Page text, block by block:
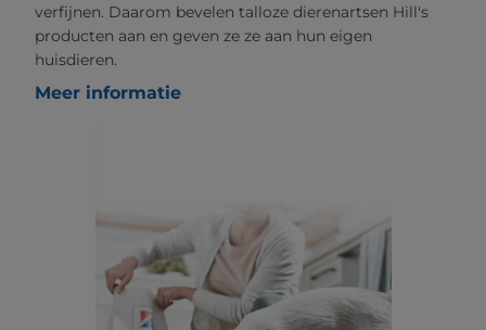
verfijnen. Daarom bevelen talloze dierenartsen Hill's
producten aan en geven ze ze aan hun eigen
huisdieren.
Meer informatie